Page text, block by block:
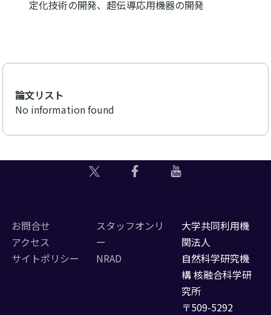
定化技術の開発、超伝導応用機器の開発
論文リスト
No information found
お問合せ
アクセス
サイトポリシー
スタッフオンリ
ー
NRAD
大学共同利用機
関法人
自然科学研究機
構 核融合科学研
究所
〒509-5292